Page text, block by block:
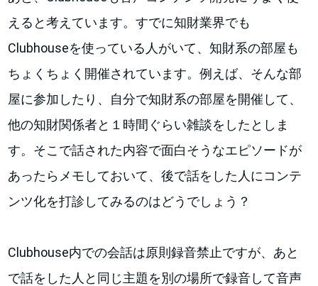
えると考えています。すでに知財業界でも
Clubhouseを使っている人がいて、知財系の部屋も
ちょくちょく開催されています。例えば、そんな部
屋に参加したり、自分で知財系の部屋を開催して、
他の知財関係者と１時間ぐらい雑談をしたとしま
す。そこで話された内容で面白そうなエピソードが
あったらメモしておいて、後で話をした人にコンテ
ンツ化を打診してみるのはどうでしょう？
Clubhouse内での会話は原則録音禁止ですが、あと
で話をした人と同じ主題を別の場所で録音して音声